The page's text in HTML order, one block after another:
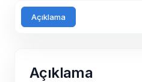
Açıklama
Açıklama